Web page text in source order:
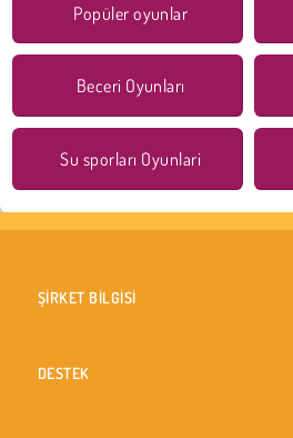
Popüler oyunlar
Beceri Oyunları
Su sporları Oyunlari
ŞİRKET BİLGİSİ
DESTEK